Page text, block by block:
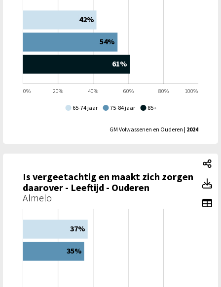
65-74 jaar 75-84 jaar 85+
0% 20% 40% 60% 80% 100%
42%
54%
61%
GM Volwassenen en Ouderen | 2024
Is vergeetachtig en maakt zich zorgen
daarover - Leeftijd - Ouderen
Almelo
37%
35%
Is